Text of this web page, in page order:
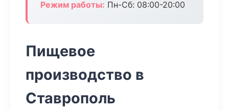
Режим работы: Пн-Сб: 08:00-20:00
Пищевое
производство в
Ставрополь